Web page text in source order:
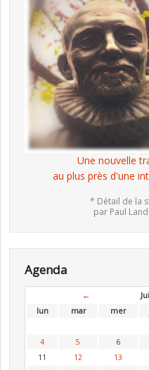
Une nouvelle
au plus près d'une
* Détail de la
par Paul
Agenda
←
lun
mar mer
4
5 6
11
12 13